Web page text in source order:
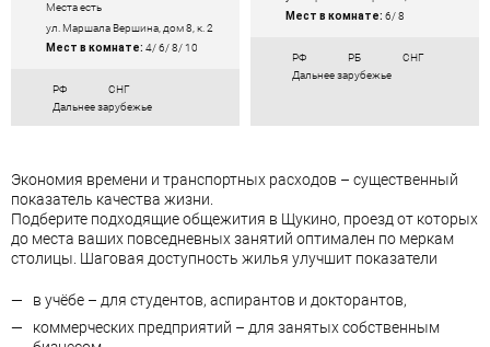
Места есть
ул. Маршала Вершина, дом 8, к. 2
Мест в комнате: 4/ 6/ 8/ 10
РФ
СНГ
Дальнее зарубежье
Мест в комнате: 6/ 8
РФ РБ
СНГ
Дальнее зарубежье
Экономия времени и транспортных расходов – существенный
показатель качества жизни.
Подберите подходящие общежития в Щукино, проезд от которых
до места ваших повседневных занятий оптимален по меркам
столицы. Шаговая доступность жилья улучшит показатели
в учёбе – для студентов, аспирантов и докторантов,
коммерческих предприятий – для занятых собственным